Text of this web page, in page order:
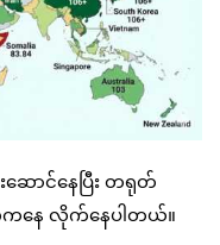
ောင်နေပြီး တရုတ်
က်ကနေ လိုက်နေပါတယ်။